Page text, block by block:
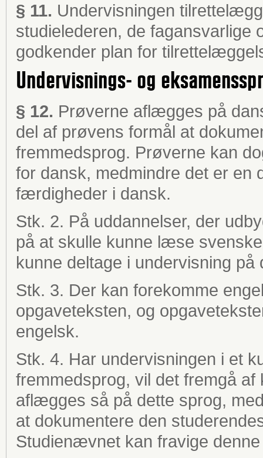
§ 11. Undervisningen
studielederen, de
godkender plan for
Undervisnings- og
§ 12. Prøverne aflægges på
del af prøvens formål at
fremmedsprog. Prøverne kan
for dansk, medmindre det er en
færdigheder i dansk.
Stk. 2. På uddannelser, der
på at skulle kunne læse
kunne deltage i undervisning på
Stk. 3. Der kan forekomme
opgaveteksten, og
engelsk.
Stk. 4. Har undervisningen i et
fremmedsprog, vil det fremgå
aflægges så på dette sprog,
at dokumentere den
Studienævnet kan fravige